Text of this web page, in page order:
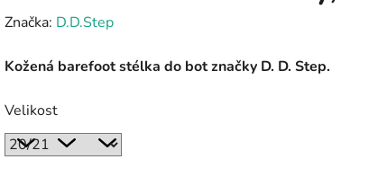
Značka: D.D.Step
Kožená barefoot stélka do bot značky D. D. Step.
Velikost